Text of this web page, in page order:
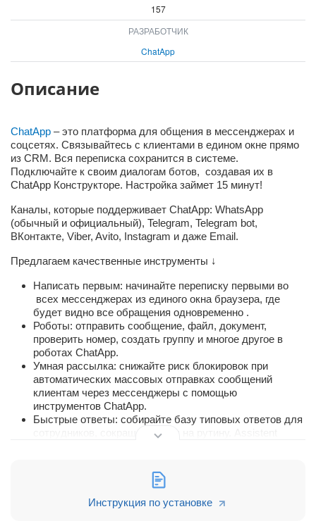
157
РАЗРАБОТЧИК
ChatApp
Описание
ChatApp – это платформа для общения в мессенджерах и
соцсетях. Связывайтесь с клиентами в едином окне прямо
из CRM. Вся переписка сохранится в системе.
Подключайте к своим диалогам ботов, создавая их в
СhatApp Конструкторе. Настройка займет 15 минут!
Каналы, которые поддерживает ChatApp: WhatsApp
(обычный и официальный), Telegram, Telegram bot,
ВКонтакте, Viber, Avito, Instagram и даже Email.
Предлагаем качественные инструменты ↓
Написать первым: начинайте переписку первыми во
всех мессенджерах из единого окна браузера, где
будет видно все обращения одновременно .
Роботы: отправить сообщение, файл, документ,
проверить номер, создать группу и многое другое в
роботах ChatApp.
Умная рассылка: снижайте риск блокировок при
автоматических массовых отправках сообщений
клиентам через мессенджеры с помощью
инструментов ChatApp.
Быстрые ответы: собирайте базу типовых ответов для
сотрудников, сокращая время на рутину. Assistent
найдет информацию операторам, сократит пиковые
нагрузки и обработает частые запросы.
Виджет на сайт: разные способы связи объединены в
Инструкция по установке